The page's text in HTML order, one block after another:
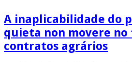
A inaplicabilidade do
quieta non movere no
contratos agrários